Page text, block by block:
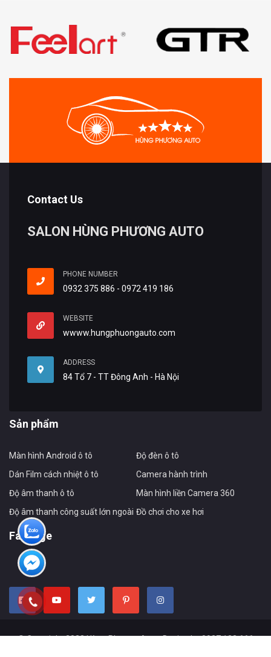
Contact Us
SALON HÙNG PHƯƠNG AUTO
PHONE NUMBER
0932 375 886 - 0972 419 186
WEBSITE
wwww.hungphuongauto.com
ADDRESS
84 Tổ 7 - TT Đông Anh - Hà Nội
Sản phẩm
Màn hình Android ô tô
Độ đèn ô tô
Dán Film cách nhiệt ô tô
Camera hành trình
Độ âm thanh ô tô
Màn hình liền Camera 360
Độ âm thanh công suất lớn ngoài xeĐồ chơi cho xe hơi
Fanpage
© Copyright 2023 Hùng Phương Auto. Design by 0927 133 666